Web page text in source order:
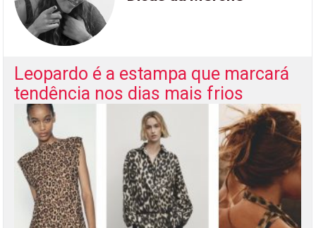
Leopardo é a estampa que marcará
tendência nos dias mais frios